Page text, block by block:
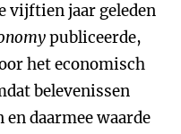
vijftien jaar geleden
publiceerde,
het economisch
belevenissen
daarmee waarde